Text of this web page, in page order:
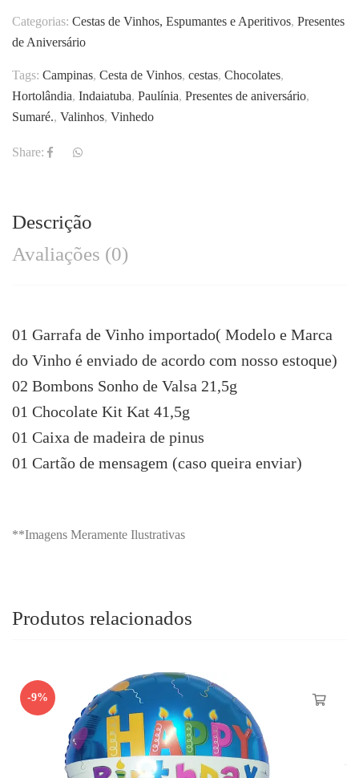
Categorias: Cestas de Vinhos, Espumantes e Aperitivos, Presentes
de Aniversário
Tags: Campinas, Cesta de Vinhos, cestas, Chocolates,
Hortolândia, Indaiatuba, Paulínia, Presentes de aniversário,
Sumaré., Valinhos, Vinhedo
Share:
Descrição
Avaliações (0)
01 Garrafa de Vinho importado( Modelo e Marca
do Vinho é enviado de acordo com nosso estoque)
02 Bombons Sonho de Valsa 21,5g
01 Chocolate Kit Kat 41,5g
01 Caixa de madeira de pinus
01 Cartão de mensagem (caso queira enviar)
**Imagens Meramente Ilustrativas
Produtos relacionados
-9%